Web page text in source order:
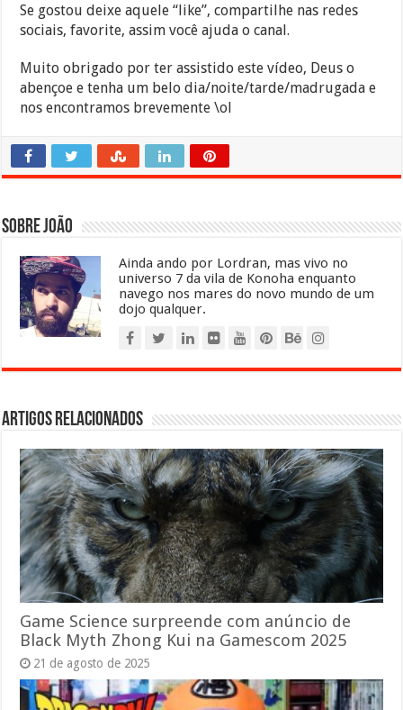
Se gostou deixe aquele “like”, compartilhe nas redes
sociais, favorite, assim você ajuda o canal.
Muito obrigado por ter assistido este vídeo, Deus o
abençoe e tenha um belo dia/noite/tarde/madrugada e
nos encontramos brevemente \ol
Sobre João
Ainda ando por Lordran, mas vivo no
universo 7 da vila de Konoha enquanto
navego nos mares do novo mundo de um
dojo qualquer.
Artigos relacionados
Game Science surpreende com anúncio de
Black Myth Zhong Kui na Gamescom 2025
21 de agosto de 2025